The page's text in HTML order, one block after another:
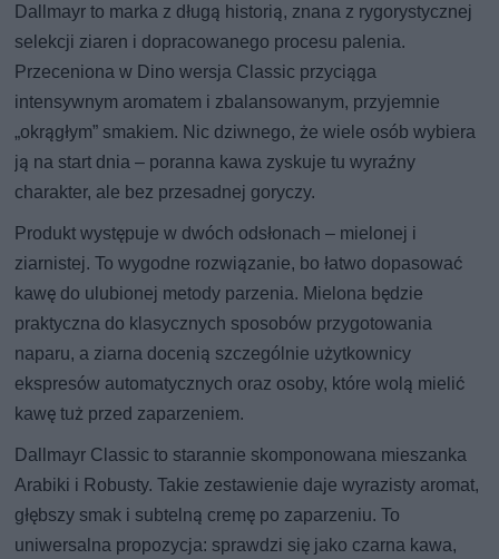
Dallmayr to marka z długą historią, znana z rygorystycznej
selekcji ziaren i dopracowanego procesu palenia.
Przeceniona w Dino wersja Classic przyciąga
intensywnym aromatem i zbalansowanym, przyjemnie
„okrągłym” smakiem. Nic dziwnego, że wiele osób wybiera
ją na start dnia – poranna kawa zyskuje tu wyraźny
charakter, ale bez przesadnej goryczy.
Produkt występuje w dwóch odsłonach – mielonej i
ziarnistej. To wygodne rozwiązanie, bo łatwo dopasować
kawę do ulubionej metody parzenia. Mielona będzie
praktyczna do klasycznych sposobów przygotowania
naparu, a ziarna docenią szczególnie użytkownicy
ekspresów automatycznych oraz osoby, które wolą mielić
kawę tuż przed zaparzeniem.
Dallmayr Classic to starannie skomponowana mieszanka
Arabiki i Robusty. Takie zestawienie daje wyrazisty aromat,
głębszy smak i subtelną cremę po zaparzeniu. To
uniwersalna propozycja: sprawdzi się jako czarna kawa,